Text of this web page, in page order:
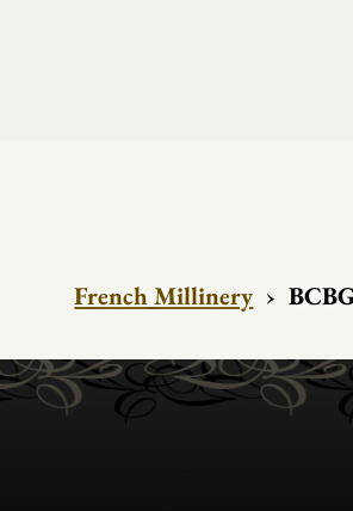
French Millinery ›